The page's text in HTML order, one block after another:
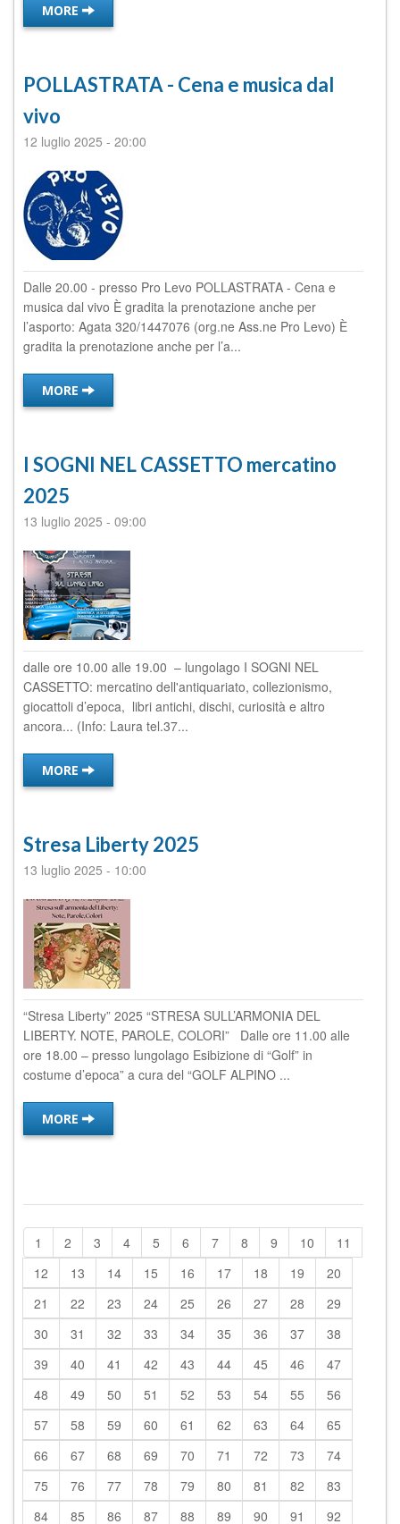
MORE
POLLASTRATA - Cena e musica dal
vivo
12 luglio 2025 - 20:00
Dalle 20.00 - presso Pro Levo POLLASTRATA - Cena e
musica dal vivo È gradita la prenotazione anche per
l’asporto: Agata 320/1447076 (org.ne Ass.ne Pro Levo) È
gradita la prenotazione anche per l’a...
MORE
I SOGNI NEL CASSETTO mercatino
2025
13 luglio 2025 - 09:00
dalle ore 10.00 alle 19.00 – lungolago I SOGNI NEL
CASSETTO: mercatino dell'antiquariato, collezionismo,
giocattoli d’epoca, libri antichi, dischi, curiosità e altro
ancora... (Info: Laura tel.37...
MORE
Stresa Liberty 2025
13 luglio 2025 - 10:00
“Stresa Liberty” 2025 “STRESA SULL’ARMONIA DEL
LIBERTY. NOTE, PAROLE, COLORI” Dalle ore 11.00 alle
ore 18.00 – presso lungolago Esibizione di “Golf” in
costume d’epoca” a cura del “GOLF ALPINO ...
MORE
1 2 3 4 5 6 7 8 9 10
11
12
13 14 15 16 17 18 19
20
21
22 23 24 25 26 27 28
29
30
31 32 33 34 35 36 37
38
39
40 41 42 43 44 45 46
47
48
49 50 51 52 53 54 55
56
57
58 59 60 61 62 63 64
65
66
67 68 69 70 71 72 73
74
75
76 77 78 79 80 81 82
83
84
85 86 87 88 89 90 91 92